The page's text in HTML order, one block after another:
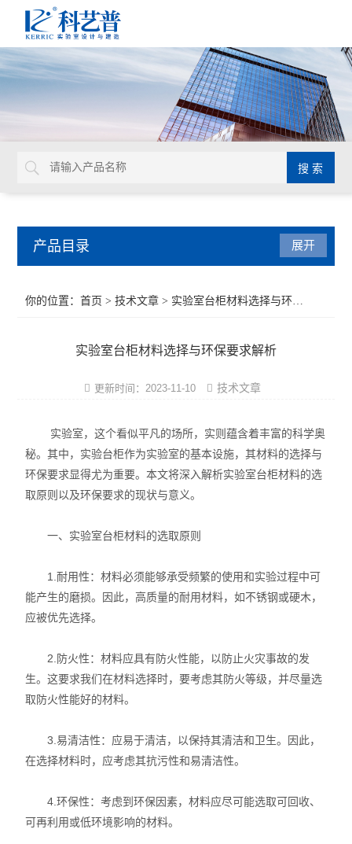
产品目录
实验室通风系统
实验室规划建设
实验室行业工程
实验室仪器设备
实验室建造布局
洁净厂房工程
展开
你的位置：首页 >技术文章 > 实验室台柜材料选择与环保要求解析
实验室台柜材料选择与环保要求解析
更新时间：2023-11-10 技术文章
实验室，这个看似平凡的场所，实则蕴含着丰富的科学奥
秘。其中，实验台柜作为实验室的基本设施，其材料的选择与
环保要求显得尤为重要。本文将深入解析实验室台柜材料的选
取原则以及环保要求的现状与意义。
一、实验室台柜材料的选取原则
1.耐用性：材料必须能够承受频繁的使用和实验过程中可
能产生的磨损。因此，高质量的耐用材料，如不锈钢或硬木，
应被优先选择。
2.防火性：材料应具有防火性能，以防止火灾事故的发
生。这要求我们在材料选择时，要考虑其防火等级，并尽量选
取防火性能好的材料。
3.易清洁性：应易于清洁，以保持其清洁和卫生。因此，
在选择材料时，应考虑其抗污性和易清洁性。
4.环保性：考虑到环保因素，材料应尽可能选取可回收、
可再利用或低环境影响的材料。